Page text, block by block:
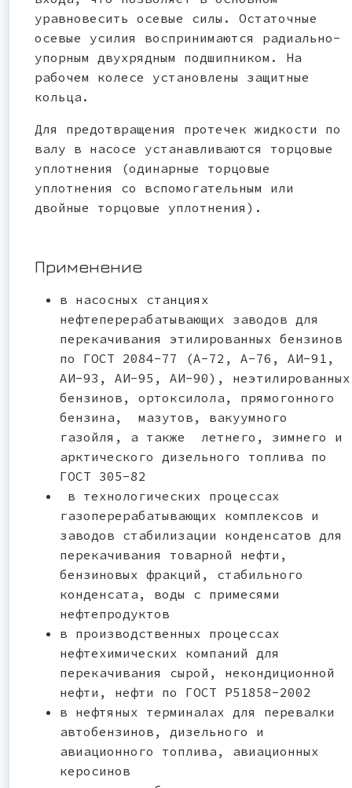
уравновесить осевые силы. Остаточные
осевые усилия воспринимаются радиально-
упорным двухрядным подшипником. На
рабочем колесе установлены защитные
кольца.
Для предотвращения протечек жидкости по
валу в насосе устанавливаются торцовые
уплотнения (одинарные торцовые
уплотнения со вспомогательным или
двойные торцовые уплотнения).
Применение
в насосных станциях
нефтеперерабатывающих заводов для
перекачивания этилированных бензинов
по ГОСТ 2084-77 (А-72, А-76, АИ-91,
АИ-93, АИ-95, АИ-90), неэтилированных
бензинов, ортоксилола, прямогонного
бензина, мазутов, вакуумного
газойля, а также летнего, зимнего и
арктического дизельного топлива по
ГОСТ 305-82
в технологических процессах
газоперерабатывающих комплексов и
заводов стабилизации конденсатов для
перекачивания товарной нефти,
бензиновых фракций, стабильного
конденсата, воды с примесями
нефтепродуктов
в производственных процессах
нефтехимических компаний для
перекачивания сырой, некондиционной
нефти, нефти по ГОСТ Р51858-2002
в нефтяных терминалах для перевалки
автобензинов, дизельного и
авиационного топлива, авиационных
керосинов